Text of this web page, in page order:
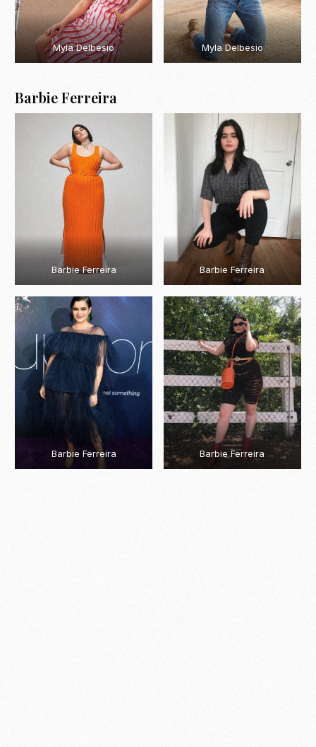
Myla Delbesio Myla Delbesio
Barbie Ferreira
Barbie Ferreira Barbie Ferreira
Barbie Ferreira Barbie Ferreira